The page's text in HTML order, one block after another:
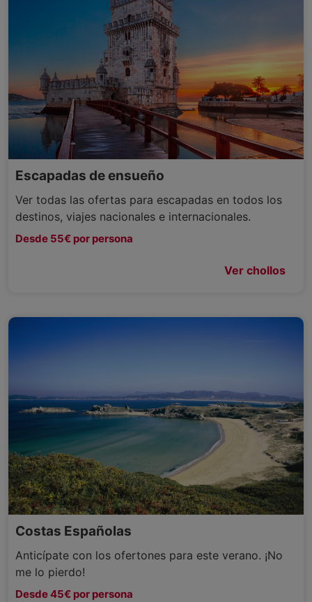
Escapadas de ensueño
Ver todas las ofertas para escapadas en todos los
destinos, viajes nacionales e internacionales.
Desde 55€ por persona
Ver chollos
Costas Españolas
Anticípate con los ofertones para este verano. ¡No
me lo pierdo!
Desde 45€ por persona